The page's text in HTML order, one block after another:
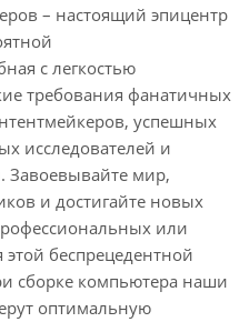
– настоящий эпицентр
с легкостью
требования фанатичных
успешных
исследователей и
Завоевывайте мир,
и достигайте новых
или
этой беспрецедентной
сборке компьютера наши
оптимальную